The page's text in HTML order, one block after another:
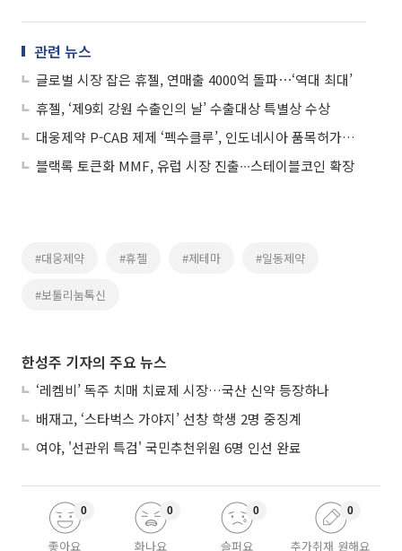
관련 뉴스
글로벌 시장 잡은 휴젤, 연매출 4000억 돌파⋯‘역대 최대’
휴젤, ‘제9회 강원 수출인의 날’ 수출대상 특별상 수상
대웅제약 P-CAB 제제 ‘펙수클루’, 인도네시아 품목허가…동남아 시장 개척
블랙록 토큰화 MMF, 유럽 시장 진출∙∙∙스테이블코인 확장
#대웅제약 #휴젤 #제테마 #일동제약
#보툴리눔톡신
한성주 기자의 주요 뉴스
‘레켐비’ 독주 치매 치료제 시장…국산 신약 등장하나
배재고, ‘스타벅스 가야지’ 선창 학생 2명 중징계
여야, '선관위 특검' 국민추천위원 6명 인선 완료
좋아요
0
화나요
0
슬퍼요
0
추가취재 원해요
0